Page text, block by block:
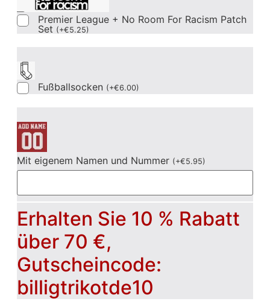
Premier League + No Room For Racism Patch
Set (+€5.25)
Fußballsocken (+€6.00)
Mit eigenem Namen und Nummer (+€5.95)
Erhalten Sie 10 % Rabatt
über 70 €,
Gutscheincode:
billigtrikotde10